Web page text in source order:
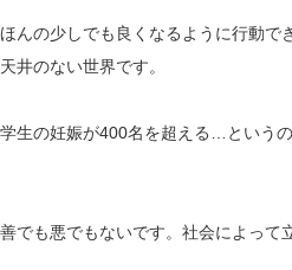
んの少しでも良くなるように行動
井のない世界です。
生の妊娠が400名を超える…という
でも悪でもないです。社会によって